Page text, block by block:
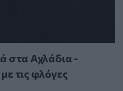
στα Αχλάδια -
τις φλόγες